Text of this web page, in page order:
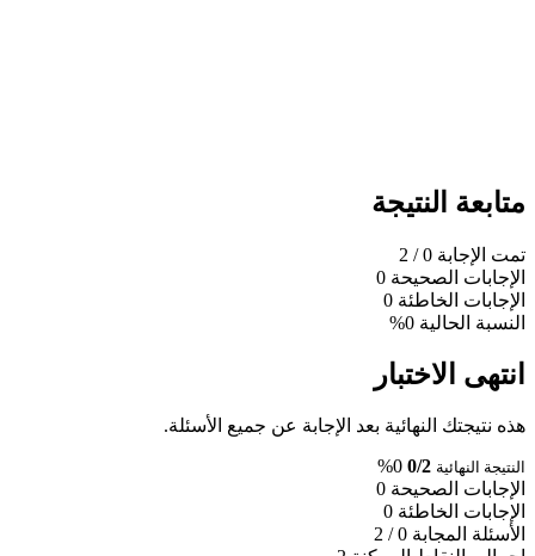
متابعة النتيجة
تمت الإجابة 0
/ 2
الإجابات الصحيحة 0
الإجابات الخاطئة 0
النسبة الحالية 0%
انتهى الاختبار
هذه نتيجتك النهائية بعد الإجابة عن جميع الأسئلة.
النتيجة النهائية 0/2
0%
الإجابات الصحيحة 0
الإجابات الخاطئة 0
الأسئلة المجابة 0 / 2